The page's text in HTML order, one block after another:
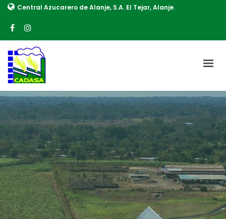
Central Azucarero de Alanje, S.A. El Tejar, Alanje.
INICIO
SOBRE NOSOTROS
NUESTROS PROCESOS
RSE
CONTÁCTENOS